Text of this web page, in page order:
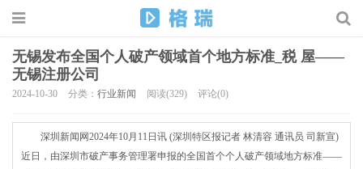
无锡发布全国个人破产领域首个地方标准_税 屋——
无锡注册公司
2024-10-30 分类： 行业新闻 阅读(329) 评论(0)
深圳新闻网2024年10月11日讯 (深圳特区报记者 林清容 通讯员 司新宣)
近日，由深圳市破产事务管理署申报的全国首个个人破产领域地方标准——